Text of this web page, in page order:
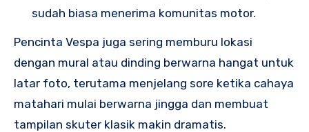
sudah biasa menerima komunitas motor.
Pencinta Vespa juga sering memburu lokasi
dengan mural atau dinding berwarna hangat untuk
latar foto, terutama menjelang sore ketika cahaya
matahari mulai berwarna jingga dan membuat
tampilan skuter klasik makin dramatis.